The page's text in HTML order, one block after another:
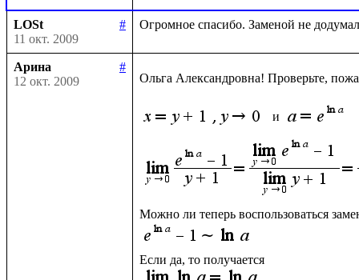
LOSt
#
11 окт. 2009
Арина
#
12 окт. 2009
Ольга Александровна! Проверьте,
и